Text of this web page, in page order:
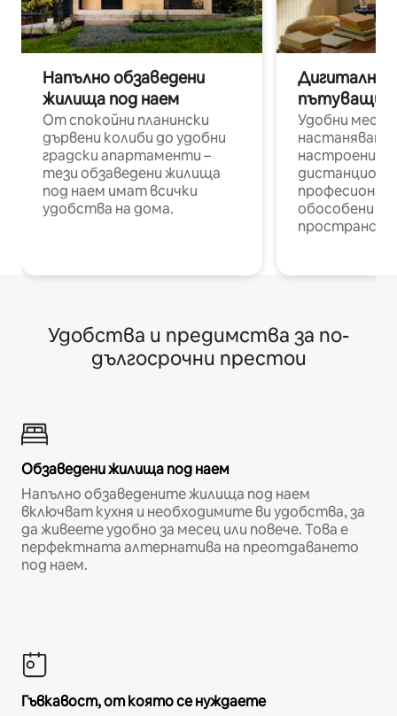
Напълно обзаведени
жилища под наем
От спокойни планински
дървени колиби до удобни
градски апартаменти –
тези обзаведени жилища
под наем имат всички
удобства на дома.
Дигитални
пътуващи
Удобни
настаняване
настроени и
обособени
Удобства и предимства за по-
дългосрочни престои
Обзаведени жилища под наем
Напълно обзаведените жилища под наем
включват кухня и необходимите ви удобства, за
да живеете удобно за месец или повече. Това е
перфектната алтернатива на преотдаването
под наем.
Гъвкавост, от която се нуждаете